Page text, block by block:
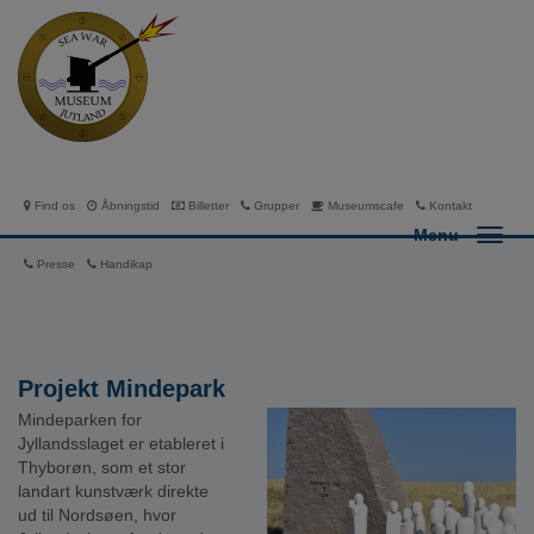
Find os Åbningstid Billetter Grupper Museumscafe Kontakt
Presse Handikap
Menu
Projekt Mindepark
Mindeparken for
Jyllandsslaget er etableret i
Thyborøn, som et stor
landart kunstværk direkte
ud til Nordsøen, hvor